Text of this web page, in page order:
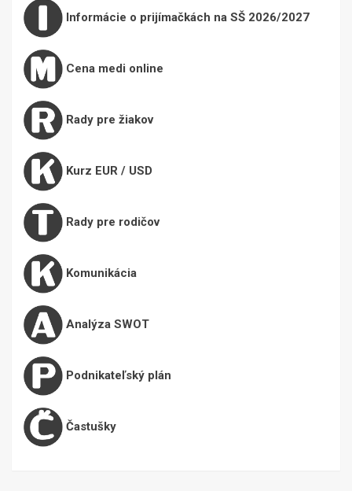
Informácie o prijímačkách na SŠ 2026/2027
Cena medi online
Rady pre žiakov
Kurz EUR / USD
Rady pre rodičov
Komunikácia
Analýza SWOT
Podnikateľský plán
Častušky